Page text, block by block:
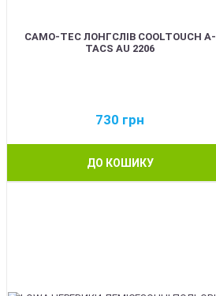
CAMO-TEC ЛОНГСЛІВ COOLTOUCH A-
TACS AU 2206
730 грн
ДО КОШИКУ